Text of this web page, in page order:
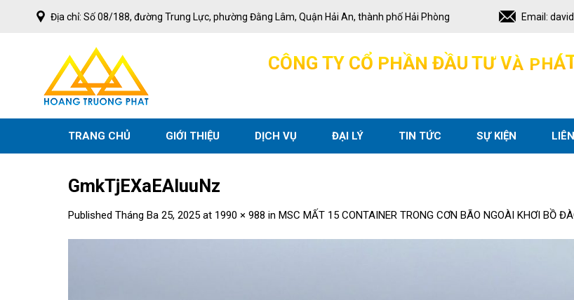
Địa chỉ: Số 08/188, đường Trung Lực, phường Đằng Lâm, Quận Hải An, thành phố Hải Phòng Email:
CÔNG TY CỔ PHẦN ĐẦU TƯ VÀ PHÁ
TRANG CHỦ GIỚI THIỆU DỊCH VỤ ĐẠI LÝ TIN TỨC SỰ KIỆN
GmkTjEXaEAIuuNz
Published Tháng Ba 25, 2025 at 1990 × 988 in MSC MẤT 15 CONTAINER TRONG CƠN BÃO NGOÀI KHƠI BỒ